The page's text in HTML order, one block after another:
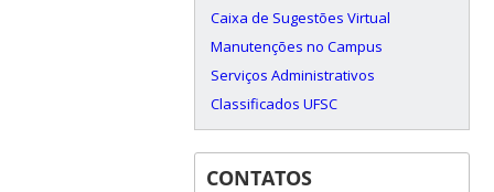
Caixa de Sugestões Virtual
Manutenções no Campus
Serviços Administrativos
Classificados UFSC
CONTATOS